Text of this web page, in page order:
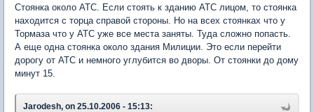
Стоянка около АТС. Если стоять к зданию АТС лицом, то стоянка
находится с торца справой стороны. Но на всех стоянках что у
Тормаза что у АТС уже все места заняты. Туда сложно попасть.
А еще одна стоянка около здания Милиции. Это если перейти
дорогу от АТС и немного углубится во дворы. От стоянки до дому
минут 15.
Jarodesh, on 25.10.2006 - 15:13: